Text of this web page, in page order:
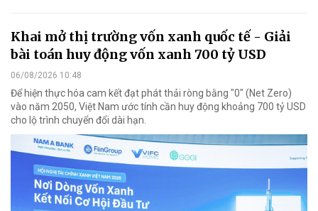
Khai mở thị trường vốn xanh quốc tế - Giải
bài toán huy động vốn xanh 700 tỷ USD
06/08/2026 10:48
Để hiện thực hóa cam kết đạt phát thải ròng bằng "0" (Net Zero)
vào năm 2050, Việt Nam ước tính cần huy động khoảng 700 tỷ USD
cho lộ trình chuyển đổi dài hạn.